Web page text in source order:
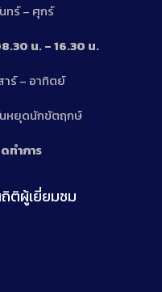
ทร์ – ศุกร์
น. – 16.30 น.
าร์ – อาทิตย์
หยุดนักขัตฤกษ์
ทำการ
ติผู้เยี่ยมชม